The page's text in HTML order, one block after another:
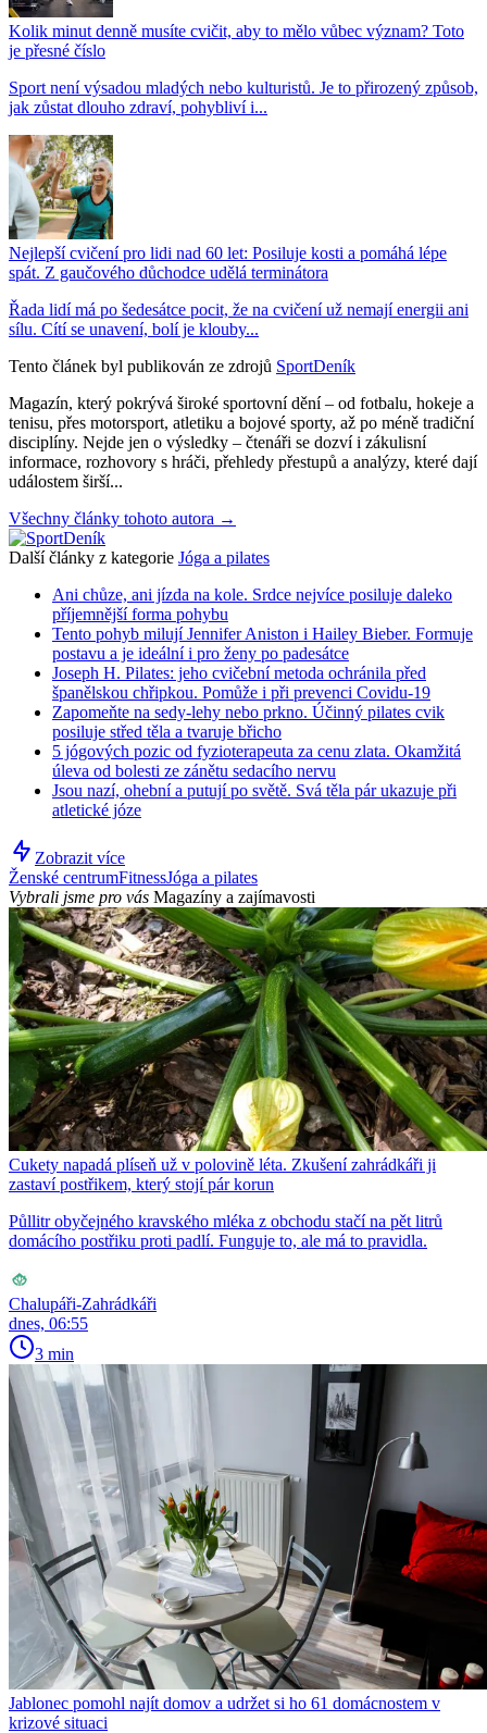
Kolik minut denně musíte cvičit, aby to mělo vůbec význam? Toto
je přesné číslo
Sport není výsadou mladých nebo kulturistů. Je to přirozený způsob,
jak zůstat dlouho zdraví, pohybliví i...
Nejlepší cvičení pro lidi nad 60 let: Posiluje kosti a pomáhá lépe
spát. Z gaučového důchodce udělá terminátora
Řada lidí má po šedesátce pocit, že na cvičení už nemají energii ani
sílu. Cítí se unavení, bolí je klouby...
Tento článek byl publikován ze zdrojů SportDeník
Magazín, který pokrývá široké sportovní dění – od fotbalu, hokeje a
tenisu, přes motorsport, atletiku a bojové sporty, až po méně tradiční
disciplíny. Nejde jen o výsledky – čtenáři se dozví i zákulisní
informace, rozhovory s hráči, přehledy přestupů a analýzy, které dají
událostem širší...
Všechny články tohoto autora →
Další články z kategorie Jóga a pilates
Ani chůze, ani jízda na kole. Srdce nejvíce posiluje daleko
příjemnější forma pohybu
Tento pohyb milují Jennifer Aniston i Hailey Bieber. Formuje
postavu a je ideální i pro ženy po padesátce
Joseph H. Pilates: jeho cvičební metoda ochránila před
španělskou chřipkou. Pomůže i při prevenci Covidu-19
Zapomeňte na sedy-lehy nebo prkno. Účinný pilates cvik
posiluje střed těla a tvaruje břicho
5 jógových pozic od fyzioterapeuta za cenu zlata. Okamžitá
úleva od bolesti ze zánětu sedacího nervu
Jsou nazí, ohební a putují po světě. Svá těla pár ukazuje při
atletické józe
Zobrazit více
Ženské centrumFitnessJóga a pilates
Vybrali jsme pro vás Magazíny a zajímavosti
Cukety napadá plíseň už v polovině léta. Zkušení zahrádkáři ji
zastaví postřikem, který stojí pár korun
Půllitr obyčejného kravského mléka z obchodu stačí na pět litrů
domácího postřiku proti padlí. Funguje to, ale má to pravidla.
Chalupáři-Zahrádkáři
dnes, 06:55
3 min
Jablonec pomohl najít domov a udržet si ho 61 domácnostem v
krizové situaci